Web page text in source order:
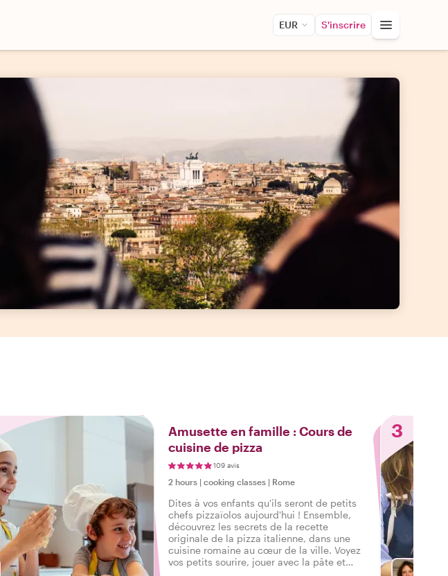
EUR S'inscrire
Amusette en famille : Cours de
cuisine de pizza
109 avis
2 hours | cooking classes | Rome
Dites à vos enfants qu'ils seront de petits
chefs pizzaïolos aujourd'hui ! Ensemble,
découvrez les secrets de la recette
originale de la pizza italienne, dans une
cuisine romaine au cœur de la ville. Voyez
vos petits sourire, jouer avec la pâte et
3